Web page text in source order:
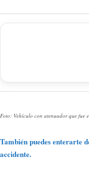
Foto: Vehículo con atenuador que fue
También puedes enterarte
accidente.